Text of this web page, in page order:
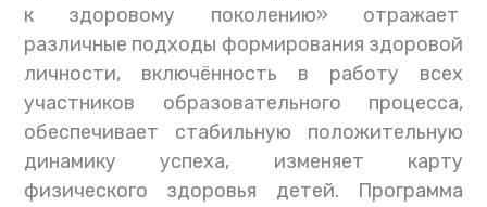
к здоровому поколению» отражает
различные подходы формирования здоровой
личности, включённость в работу всех
участников образовательного процесса,
обеспечивает стабильную положительную
динамику успеха, изменяет карту
физического здоровья детей. Программа